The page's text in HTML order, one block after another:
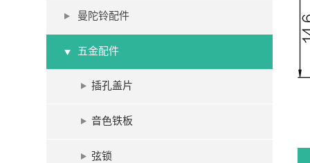
曼陀铃配件
五金配件
插孔盖片
音色铁板
弦锁